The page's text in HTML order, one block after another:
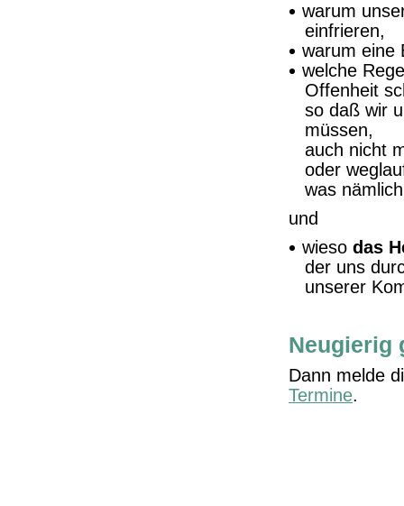
warum
einfrieren,
warum eine
welche
Offenheit
so daß wir
müssen,
auch nicht
oder
was
und
wieso das
der uns
unserer
Neugierig
Dann melde
Termine.